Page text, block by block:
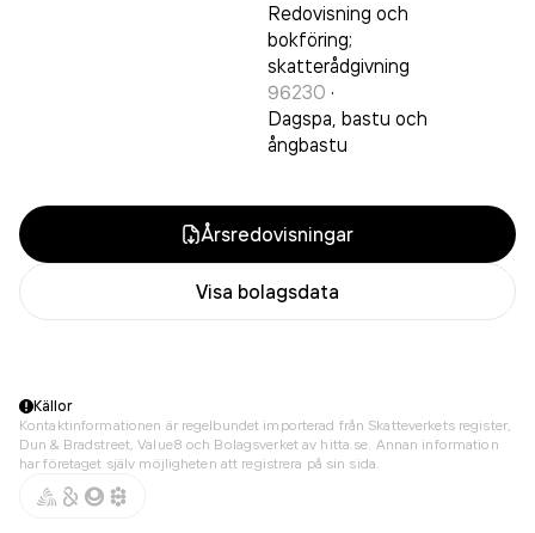
Redovisning och
bokföring;
skatterådgivning
96230 ·
Dagspa, bastu och
ångbastu
Årsredovisningar
Visa bolagsdata
Källor
Kontaktinformationen är regelbundet importerad från Skatteverkets register,
Dun & Bradstreet, Value8 och Bolagsverket av hitta.se. Annan information
har företaget själv möjligheten att registrera på sin sida.